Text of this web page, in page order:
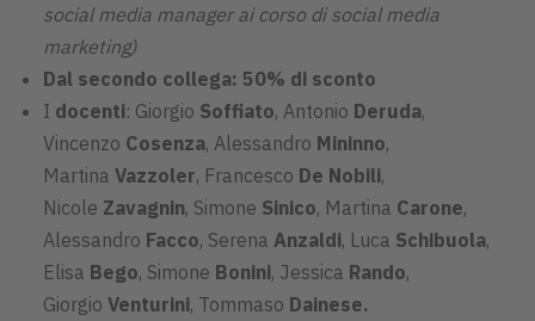
social media manager ai corso di social media
marketing)
Dal secondo collega: 50% di sconto
I docenti: Giorgio Soffiato, Antonio Deruda,
Vincenzo Cosenza, Alessandro Mininno,
Martina Vazzoler, Francesco De Nobili,
Nicole Zavagnin, Simone Sinico, Martina Carone,
Alessandro Facco, Serena Anzaldi, Luca Schibuola,
Elisa Bego, Simone Bonini, Jessica Rando,
Giorgio Venturini, Tommaso Dainese.